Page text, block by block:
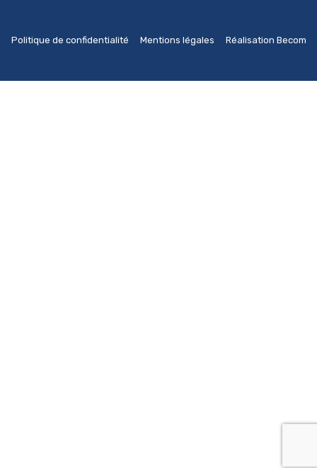
Politique de confidentialité Mentions légales Réalisation Becom